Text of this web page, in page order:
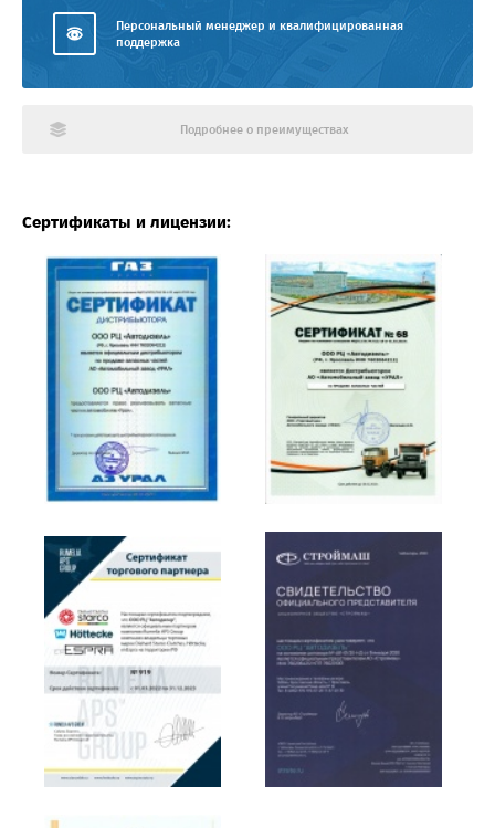
Персональный менеджер и квалифицированная
поддержка
Подробнее о преимуществах
Сертификаты и лицензии: